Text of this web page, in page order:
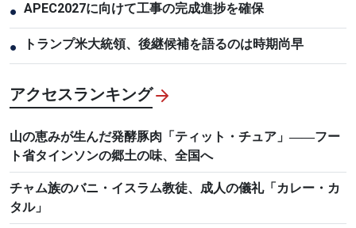
● APEC2027に向けて工事の完成進捗を確保
● トランプ米大統領、後継候補を語るのは時期尚早
アクセスランキング
山の恵みが生んだ発酵豚肉「ティット・チュア」――フー
ト省タインソンの郷土の味、全国へ
チャム族のバニ・イスラム教徒、成人の儀礼「カレー・カ
タル」